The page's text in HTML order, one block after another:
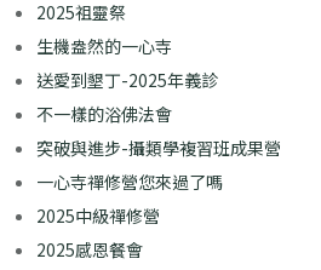
2025祖靈祭
生機盎然的一心寺
送愛到墾丁-2025年義診​
不一樣的浴佛法會
突破與進步-攝類學複習班成果營
一心寺禪修營您來過了嗎
2025中級禪修營
2025感恩餐會